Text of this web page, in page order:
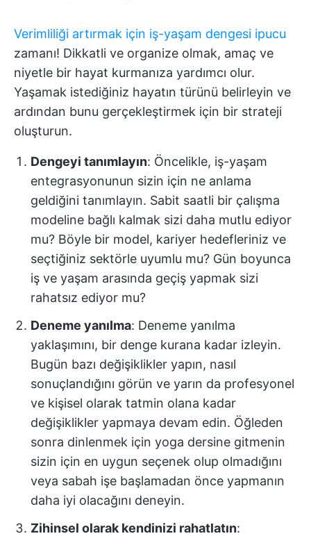
Verimliliği artırmak için iş-yaşam dengesi ipucu
zamanı! Dikkatli ve organize olmak, amaç ve
niyetle bir hayat kurmanıza yardımcı olur.
Yaşamak istediğiniz hayatın türünü belirleyin ve
ardından bunu gerçekleştirmek için bir strateji
oluşturun.
Dengeyi tanımlayın: Öncelikle, iş-yaşam
entegrasyonunun sizin için ne anlama
geldiğini tanımlayın. Sabit saatli bir çalışma
modeline bağlı kalmak sizi daha mutlu ediyor
mu? Böyle bir model, kariyer hedefleriniz ve
seçtiğiniz sektörle uyumlu mu? Gün boyunca
iş ve yaşam arasında geçiş yapmak sizi
rahatsız ediyor mu?
Deneme yanılma: Deneme yanılma
yaklaşımını, bir denge kurana kadar izleyin.
Bugün bazı değişiklikler yapın, nasıl
sonuçlandığını görün ve yarın da profesyonel
ve kişisel olarak tatmin olana kadar
değişiklikler yapmaya devam edin. Öğleden
sonra dinlenmek için yoga dersine gitmenin
sizin için en uygun seçenek olup olmadığını
veya sabah işe başlamadan önce yapmanın
daha iyi olacağını deneyin.
Zihinsel olarak kendinizi rahatlatın: